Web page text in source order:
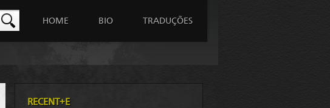
HOME BIO TRADUÇÕES
RECENT+E